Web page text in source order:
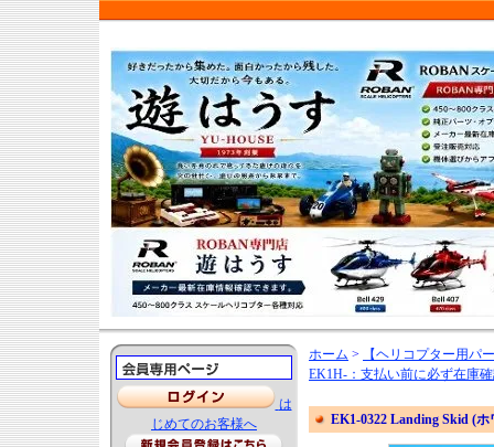
は
じめてのお客様へ
ホーム >
【ヘリコプター用パ
EK1H-：支払い前に必ず在庫
EK1-0322 Landing Skid (ホ